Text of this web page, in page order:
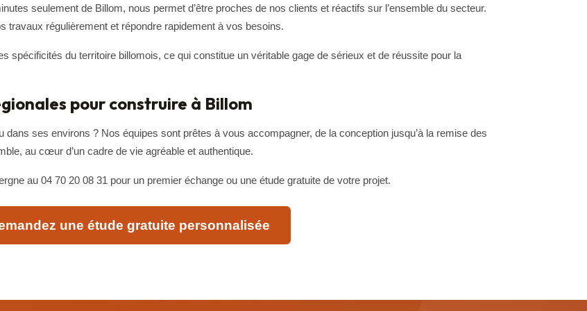
seulement de Billom, nous permet d’être proches de nos clients et réactifs sur l’ensemble du secteur.
travaux régulièrement et répondre rapidement à vos besoins.
spécificités du territoire billomois, ce qui constitue un véritable gage de sérieux et de réussite pour la
pour construire à Billom
ses environs ? Nos équipes sont prêtes à vous accompagner, de la conception jusqu’à la remise des
au cœur d’un cadre de vie agréable et authentique.
au 04 70 20 08 31 pour un premier échange ou une étude gratuite de votre projet.
une étude gratuite personnalisée